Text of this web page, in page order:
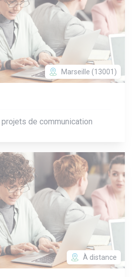
Marseille (13001)
de communication
À distance